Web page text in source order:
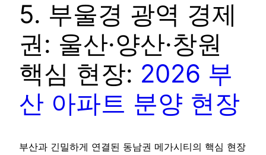
5. 부울경 광역 경제
권: 울산·양산·창원
핵심 현장: 2026 부
산 아파트 분양 현장
부산과 긴밀하게 연결된 동남권 메가시티의 핵심 현장